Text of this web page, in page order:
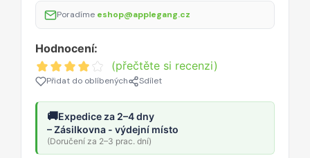
Poradíme eshop@applegang.cz
Hodnocení:
(přečtěte si recenzi)
Přidat do oblíbených Sdílet
🚚Expedice za 2–4 dny
– Zásilkovna - výdejní místo
(Doručení za 2–3 prac. dní)